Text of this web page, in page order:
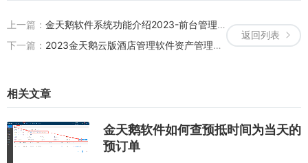
返回列表
上一篇： 金天鹅软件系统功能介绍2023-前台管理模块
下一篇： 2023金天鹅云版酒店管理软件资产管理与库存管理
相关文章
金天鹅软件如何查预抵时间为当天的
预订单